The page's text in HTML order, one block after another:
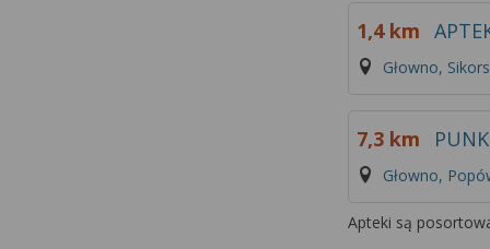
1,4 km
Głowno,
7,3 km
Głowno,
Apteki są